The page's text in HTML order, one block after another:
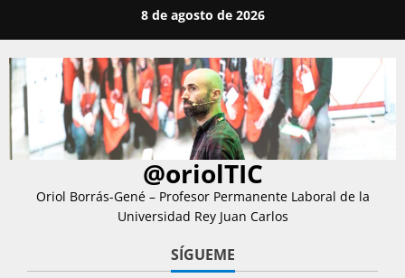
contenido
8 de agosto de 2026
@oriolTIC
Oriol Borrás-Gené – Profesor Permanente Laboral de la
Universidad Rey Juan Carlos
SÍGUEME